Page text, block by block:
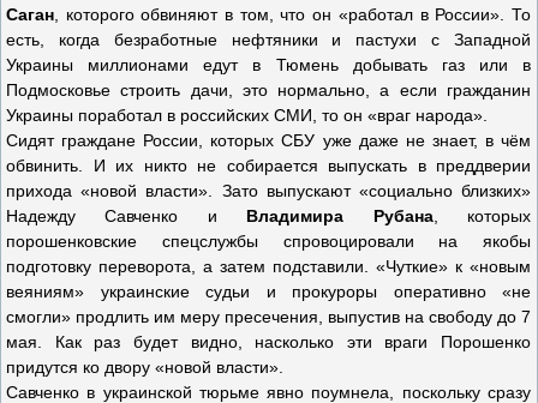
Саган , которого обвиняют в том, что он «работал в России». То
есть, когда безработные нефтяники и пастухи с Западной
Украины миллионами едут в Тюмень добывать газ или в
Подмосковье строить дачи, это нормально, а если гражданин
Украины поработал в российских СМИ, то он «враг народа».
Сидят граждане России, которых СБУ уже даже не знает, в чём
обвинить. И их никто не собирается выпускать в преддверии
прихода «новой власти». Зато выпускают «социально близких»
Надежду Савченко и Владимира Рубана, которых
порошенковские спецслужбы спровоцировали на якобы
подготовку переворота, а затем подставили. «Чуткие» к «новым
веяниям» украинские судьи и прокуроры оперативно «не
смогли» продлить им меру пресечения, выпустив на свободу до 7
мая. Как раз будет видно, насколько эти враги Порошенко
придутся ко двору «новой власти».
Савченко в украинской тюрьме явно поумнела, поскольку сразу